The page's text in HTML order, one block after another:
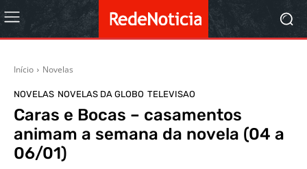
Início Novelas
NOVELAS NOVELAS DA GLOBO TELEVISAO
Caras e Bocas – casamentos
animam a semana da novela (04 a
06/01)